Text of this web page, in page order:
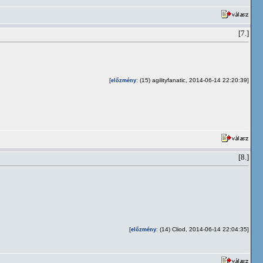
[7.]
[előzmény: (15) agilityfanatic, 2014-06-14 22:20:39]
[8.]
[előzmény: (14) Cliod, 2014-06-14 22:04:35]